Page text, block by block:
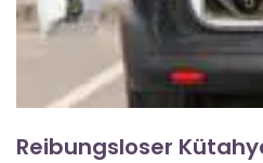
Reibungsloser